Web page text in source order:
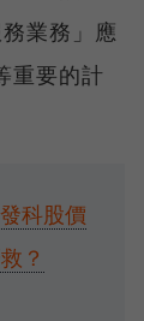
業務」應
重要的計
科股價
？